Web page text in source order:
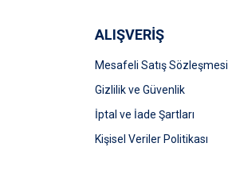
alternatifler olmalı. ALIŞVERİŞ
Mesafeli Satış Sözleşmesi
Gizlilik ve Güvenlik
İptal ve İade Şartları
Kişisel Veriler Politikası